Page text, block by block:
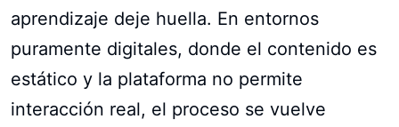
aprendizaje deje huella. En entornos
puramente digitales, donde el contenido es
estático y la plataforma no permite
interacción real, el proceso se vuelve